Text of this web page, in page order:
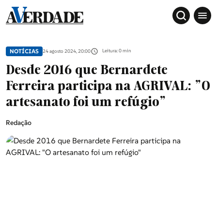
Sociedade
NOTÍCIAS 24 agosto 2024, 20:00 Leitura: 0 min
Desde 2016 que Bernardete
Ferreira participa na AGRIVAL: "O
artesanato foi um refúgio"
Redação